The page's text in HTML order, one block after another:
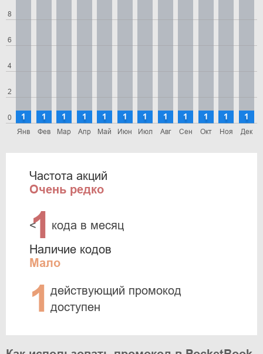
0
2
4
6
8
Янв
1
Фев
1
Мар
1
Апр
1
Май
1
Июн
1
Июл
1
Авг
1
Сен
1
Окт
1
Ноя
1
Дек
1
Частота акций
Очень редко
<
1 кода в месяц
Наличие кодов
Мало
1 действующий промокод
доступен